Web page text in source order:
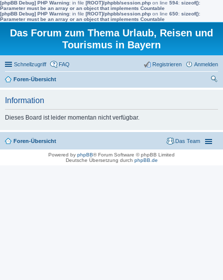
[phpBB Debug] PHP Warning: in file [ROOT]/phpbb/session.php on line 594: sizeof():
Parameter must be an array or an object that implements Countable
[phpBB Debug] PHP Warning: in file [ROOT]/phpbb/session.php on line 650: sizeof():
Parameter must be an array or an object that implements Countable
Das Forum zum Thema Urlaub, Reisen und
Tourismus in Bayern
Schnellzugriff FAQ Anmelden
Registrieren
Foren-Übersicht
Information
Dieses Board ist leider momentan nicht verfügbar.
Foren-Übersicht Das Team
Powered by phpBB® Forum Software © phpBB Limited
Deutsche Übersetzung durch phpBB.de